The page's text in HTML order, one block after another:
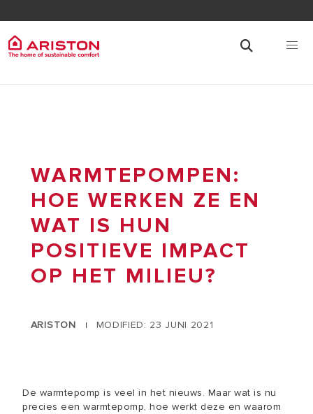
WARMTEPOMPEN:
HOE WERKEN ZE EN
WAT IS HUN
POSITIEVE IMPACT
OP HET MILIEU?
ARISTON | MODIFIED: 23 JUNI 2021
De warmtepomp is veel in het nieuws. Maar wat is nu
precies een warmtepomp, hoe werkt deze en waarom